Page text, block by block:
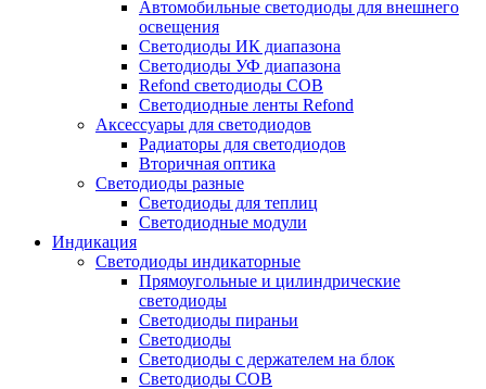
Автомобильные светодиоды для внешнего
освещения
Светодиоды ИК диапазона
Светодиоды УФ диапазона
Refond светодиоды COB
Светодиодные ленты Refond
Аксессуары для светодиодов
Радиаторы для светодиодов
Вторичная оптика
Светодиоды разные
Светодиоды для теплиц
Светодиодные модули
Индикация
Светодиоды индикаторные
Прямоугольные и цилиндрические
светодиоды
Светодиоды пираньи
Светодиоды
Светодиоды с держателем на блок
Светодиоды COB